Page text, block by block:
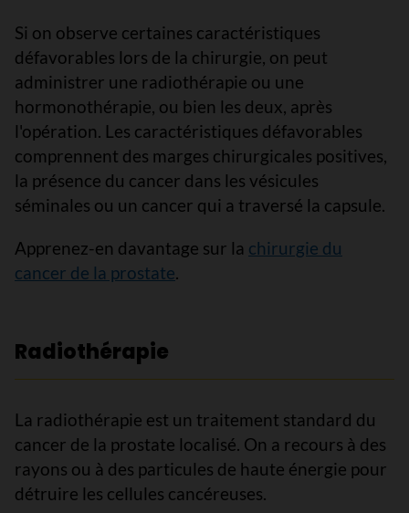
Si on observe certaines caractéristiques
défavorables lors de la chirurgie, on peut
administrer une radiothérapie ou une
hormonothérapie, ou bien les deux, après
l'opération. Les caractéristiques défavorables
comprennent des marges chirurgicales positives,
la présence du cancer dans les vésicules
séminales ou un cancer qui a traversé la capsule.
Apprenez-en davantage sur la chirurgie du
cancer de la prostate.
Radiothérapie
La radiothérapie est un traitement standard du
cancer de la prostate localisé. On a recours à des
rayons ou à des particules de haute énergie pour
détruire les cellules cancéreuses.